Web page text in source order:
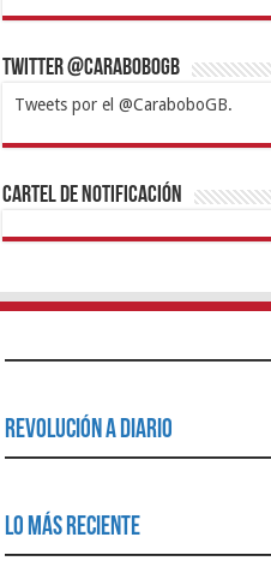
Twitter @CaraboboGB
Tweets por el @CaraboboGB.
1xbetBetturkeyBetistKralbet
https://mvbcasino.com/
Cartel de Notificación
Revolución a Diario
Lo Más Reciente